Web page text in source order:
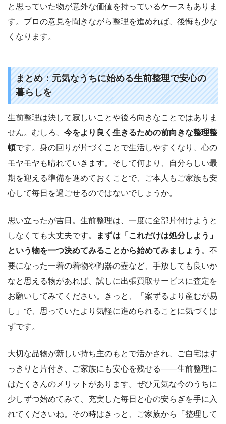
と思っていた物が意外な価値を持っているケースもありま
す。プロの意見を聞きながら整理を進めれば、後悔も少な
くなります。
まとめ：元気なうちに始める生前整理で安心の
暮らしを
生前整理は決して寂しいことや後ろ向きなことではありま
せん。むしろ、 今をより良く生きるための前向きな整理整
頓です。身の回りが片づくことで生活しやすくなり、心の
モヤモヤも晴れていきます。そして何より、自分らしい最
期を迎える準備を進めておくことで、ご本人もご家族も安
心して毎日を過ごせるのではないでしょうか。
思い立ったが吉日。生前整理は、一度に全部片付けようと
しなくても大丈夫です。
まずは「これだけは処分しよう」
という物を一つ決めてみることから始めてみましょう 。不
要になった一着の着物や陶器の壺など、手放しても良いか
なと思える物があれば、試しに出張買取サービスに査定を
お願いしてみてください。きっと、「案ずるより産むが易
し」で、思っていたより気軽に進められることに気づくは
ずです。
大切な品物が新しい持ち主のもとで活かされ、ご自宅はす
っきりと片付き、ご家族にも安心を残せる——生前整理に
はたくさんのメリットがあります。ぜひ元気な今のうちに
少しずつ始めてみて、充実した毎日と心の安らぎを手に入
れてくださいね。その時はきっと、ご家族から「整理して